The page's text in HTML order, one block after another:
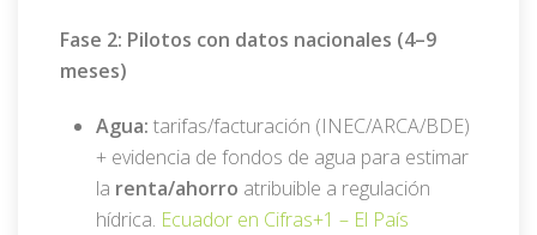
Fase 2: Pilotos con datos nacionales (4–9
meses)
Agua: tarifas/facturación (INEC/ARCA/BDE)
+ evidencia de fondos de agua para estimar
la renta/ahorro atribuible a regulación
hídrica. Ecuador en Cifras+1 – El País